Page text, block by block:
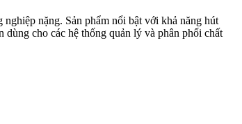
nặng. Sản phẩm nổi bật với khả năng hút
cho các hệ thống quản lý và phân phối chất